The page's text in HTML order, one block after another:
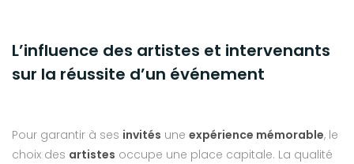
L’influence des artistes et intervenants
sur la réussite d’un événement
Pour garantir à ses invités une expérience mémorable, le
choix des artistes occupe une place capitale. La qualité